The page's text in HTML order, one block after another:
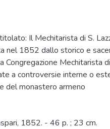
Il Mechitarista di S.
nel 1852 dallo storico e
Mechitarista
a controversie interne o
del monastero armeno
1852. - 46 p. ; 23 cm.